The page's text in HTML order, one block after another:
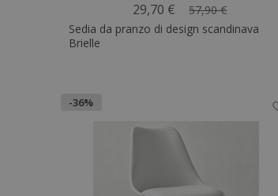
29,70 €
57,90 €
Sedia da pranzo di design scandinava
Brielle
-36%